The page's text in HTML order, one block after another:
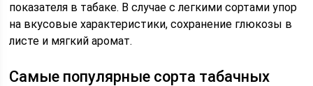
показателя в табаке. В случае с легкими сортами упор
на вкусовые характеристики, сохранение глюкозы в
листе и мягкий аромат.
Самые популярные сорта табачных